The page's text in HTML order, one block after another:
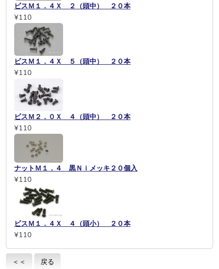
ビスＭ１．４Ｘ ２（頭中） ２０本
¥110
ビスＭ１．４Ｘ ５（頭中） ２０本
¥110
ビスＭ２．０Ｘ ４（頭中） ２０本
¥110
ナットＭ１．４ 黒Ｎｉメッキ２０個入
¥110
ビスＭ１．４Ｘ ４（頭小） ２０本
¥110
＜＜ 戻る